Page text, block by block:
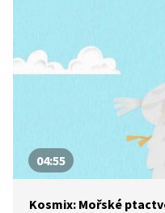
04:55
Kosmix: Mořské